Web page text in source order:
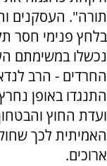
תורה". העסקנים
בלחץ פנימי חסר
נכשלו במשימתם
החרדים - הרב
התנגדו באופן
ועדת החוץ
האמיתית לכך
ארוכים.